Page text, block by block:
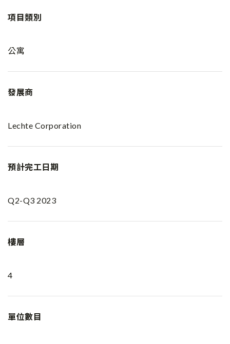
項目類別
公寓
發展商
Lechte Corporation
預計完工日期
Q2-Q3 2023
樓層
4
單位數目